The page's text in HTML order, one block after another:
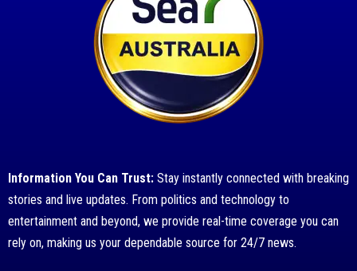
Information You Can Trust: Stay instantly connected with breaking
stories and live updates. From politics and technology to
entertainment and beyond, we provide real-time coverage you can
rely on, making us your dependable source for 24/7 news.